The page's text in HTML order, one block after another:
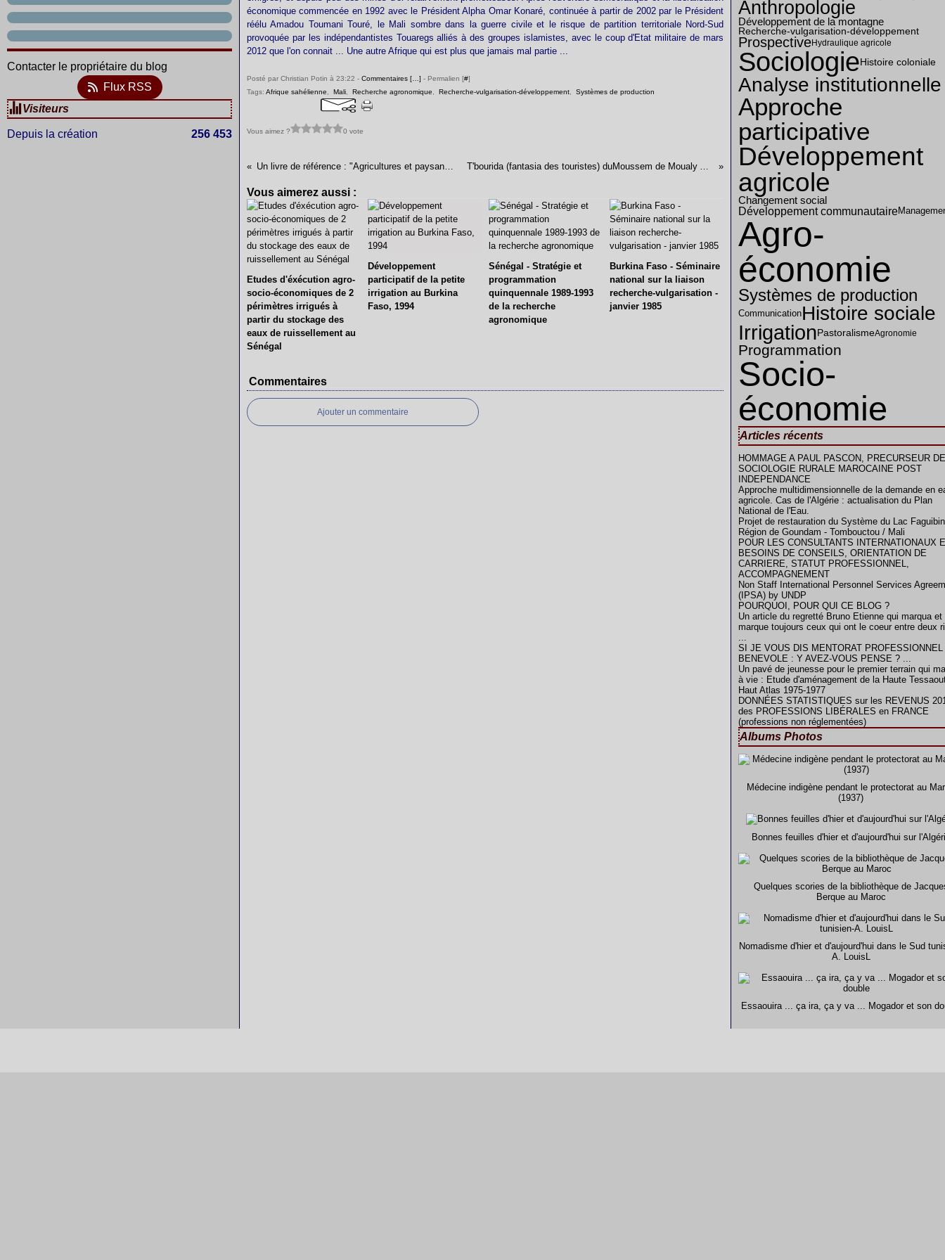
Contacter le propriétaire du blog
Flux RSS
Visiteurs
Depuis la création 256 453
économique commencée en 1992 avec le Président Alpha Omar Konaré, continuée à partir de 2002 par le Président
réélu Amadou Toumani Touré, le Mali sombre dans la guerre civile et le risque de partition territoriale Nord-Sud
provoquée par les indépendantistes Touaregs alliés à des groupes islamistes, avec le coup d'Etat militaire de mars
2012 que l'on connait ... Une autre Afrique qui est plus que jamais mal partie ...
Posté par Christian Potin à 23:22 - Commentaires [ ] - Permalien [#]
Tags: Afrique sahélienne Mali Recherche agronomique Recherche-vulgarisation-développement Systèmes de production
Vous aimez ? 0 vote
Un livre de référence : "Agricultures et paysanneries des Tiers mondes" - Marc Dufumier - 2004 T'bourida (fantasia des touristes) duMoussem de Moualy Abdallah Amghari - Commentaire complet de l'album photos
Vous aimerez aussi :
Etudes d'éxécution agro-
socio-économiques de 2
périmètres irrigués à
partir du stockage des
eaux de ruissellement au
Sénégal
Développement
participatif de la petite
irrigation au Burkina
Faso, 1994
Sénégal - Stratégie et
programmation
quinquennale 1989-1993
de la recherche
agronomique
Burkina Faso - Séminaire
national sur la liaison
recherche-vulgarisation -
janvier 1985
Commentaires
Ajouter un commentaire
Anthropologie
Développement de la montagne
Recherche-vulgarisation-développement
ProspectiveHydraulique agricole
Sociologie Histoire coloniale
Analyse institutionnelle
Approche
participative
Développement
agricole
Changement social
Développement communautaire
Agro-
économie
Systèmes de production
CommunicationHistoire sociale
Irrigation PastoralismeAgronomie
Programmation
Socio-
économie
Articles récents
HOMMAGE A PAUL PASCON, PRECURSEUR
SOCIOLOGIE RURALE MAROCAINE POST
INDEPENDANCE
Approche multidimensionnelle de la demande en
agricole. Cas de l'Algérie : actualisation du Plan
National de l'Eau.
Projet de restauration du Système du Lac
Région de Goundam - Tombouctou / Mali
POUR LES CONSULTANTS INTERNATIONAUX
BESOINS DE CONSEILS, ORIENTATION DE
CARRIERE, STATUT PROFESSIONNEL,
ACCOMPAGNEMENT
Non Staff International Personnel Services
(IPSA) by UNDP
POURQUOI, POUR QUI CE BLOG ?
Un article du regretté Bruno Etienne qui marqua et
marque toujours ceux qui ont le coeur entre deux
...
SI JE VOUS DIS MENTORAT PROFESSIONNEL
BENEVOLE : Y AVEZ-VOUS PENSE ? ...
Un pavé de jeunesse pour le premier terrain qui
à vie : Etude d'aménagement de la Haute
Haut Atlas 1975-1977
DONNÉES STATISTIQUES sur les REVENUS
des PROFESSIONS LIBÉRALES en FRANCE
(professions non réglementées)
Albums Photos
Médecine indigène pendant le protectorat au
(1937)
Bonnes feuilles d'hier et d'aujourd'hui sur
Quelques scories de la bibliothèque de
Berque au Maroc
Nomadisme d'hier et d'aujourd'hui dans le Sud
A. LouisL
Essaouira ... ça ira, ça y va ... Mogador et son